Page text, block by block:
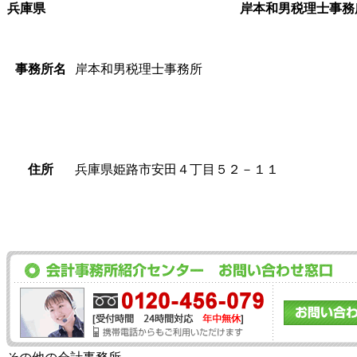
兵庫県 岸本和男税理士事務
事務所名 岸本和男税理士事務所
住所 兵庫県姫路市安田４丁目５２－１１